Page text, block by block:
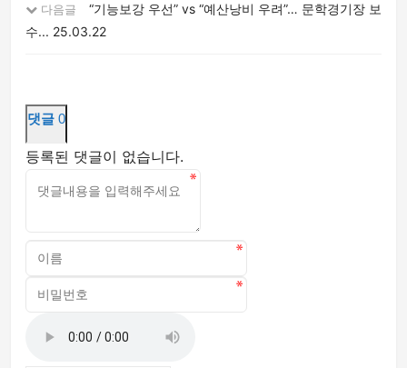
다음글
“기능보강 우선” vs “예산낭비 우려”… 문학경기장 보
수... 25.03.22
댓글 0
등록된 댓글이 없습니다.